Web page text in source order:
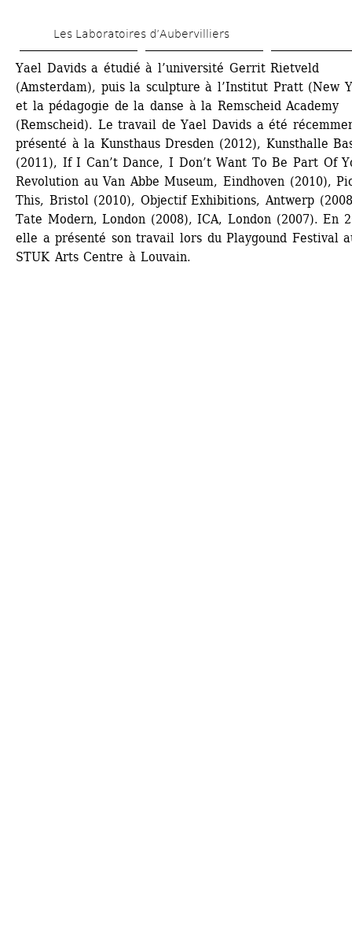
au
contenu
principal
Les Laboratoires d’Aubervilliers
Yael Davids a étudié à l’université Gerrit Rietveld
(Amsterdam), puis la sculpture à l’Institut Pratt (New
et la pédagogie de la danse à la Remscheid Academy
(Remscheid). Le travail de Yael Davids a été
présenté à la Kunsthaus Dresden (2012), Kunsthalle
(2011), If I Can’t Dance, I Don’t Want To Be Part Of
Revolution au Van Abbe Museum, Eindhoven (2010),
This, Bristol (2010), Objectif Exhibitions, Antwerp
Tate Modern, London (2008), ICA, London (2007). En
elle a présenté son travail lors du Playgound Festival
STUK Arts Centre à Louvain.